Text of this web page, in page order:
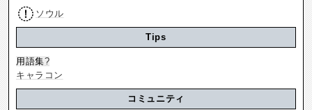
ソウル
Tips
用語集?
キャラコン
コミュニティ